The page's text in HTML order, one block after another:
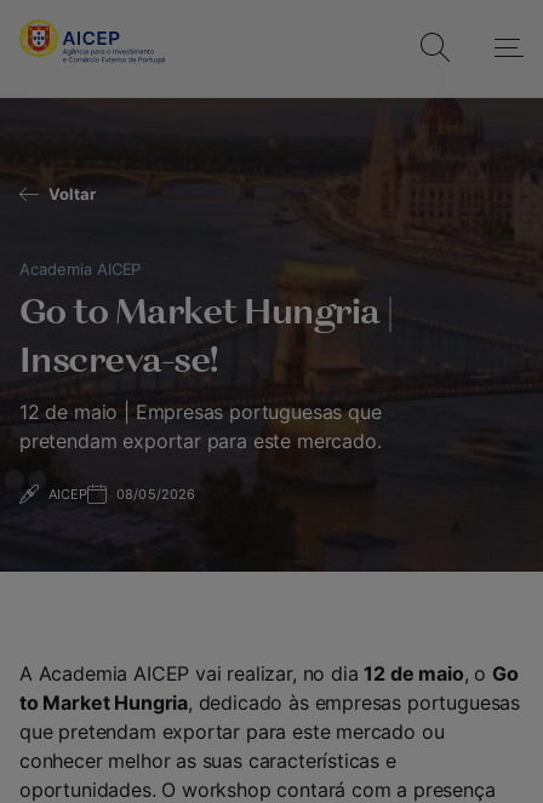
Voltar
Academia AICEP
Go to Market Hungria |
Inscreva-se!
12 de maio | Empresas portuguesas que
pretendam exportar para este mercado.
AICEP 08/05/2026
A Academia AICEP vai realizar, no dia 12 de maio, o Go
to Market Hungria, dedicado às empresas portuguesas
que pretendam exportar para este mercado ou
conhecer melhor as suas características e
oportunidades. O workshop contará com a presença